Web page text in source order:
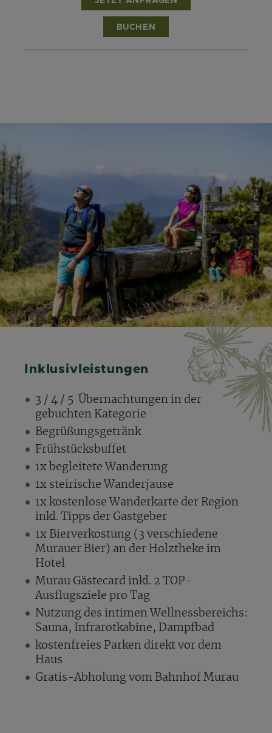
BUCHEN
Inklusivleistungen
3 / 4 / 5 Übernachtungen in der
gebuchten Kategorie
Begrüßungsgetränk
Frühstücksbuffet
1x begleitete Wanderung
1x steirische Wanderjause
1x kostenlose Wanderkarte der Region
inkl. Tipps der Gastgeber
1x Bierverkostung (3 verschiedene
Murauer Bier) an der Holztheke im
Hotel
Murau Gästecard inkl. 2 TOP-
Ausflugsziele pro Tag
Nutzung des intimen Wellnessbereichs:
Sauna, Infrarotkabine, Dampfbad
kostenfreies Parken direkt vor dem
Haus
Gratis-Abholung vom Bahnhof Murau